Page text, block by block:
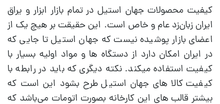
کیفیت محصولات جهان استیل در تمام بازار ابزار و یراق
ایران زبان‌زد عام و خاص است. این حقیقت بر هیچ یک از
اعضای بازار پوشیده نیست که جهان استیل تا جایی که
در ایران امکان دارد از دستگاه ها و مواد اولیه بسیار با
کیفیت استفاده میکند. نکته دیگری که باید در رابطه با
کیفیت کالا های جهان استیل طرح بشود این است که
بیشتر قالب های این کارخانه بصورت اتومات می‌باشد که